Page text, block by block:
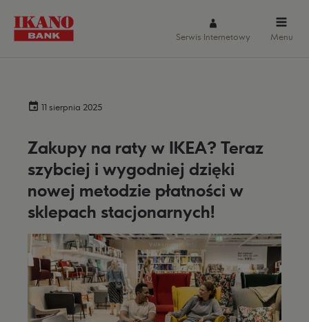
Menu
Serwis Internetowy
11 sierpnia 2025
Zakupy na raty w IKEA? Teraz
szybciej i wygodniej dzięki
nowej metodzie płatności w
sklepach stacjonarnych!